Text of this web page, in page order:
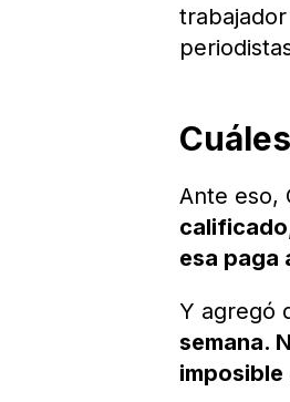
Ante eso,
esa paga
Y agregó
semana.
imposible